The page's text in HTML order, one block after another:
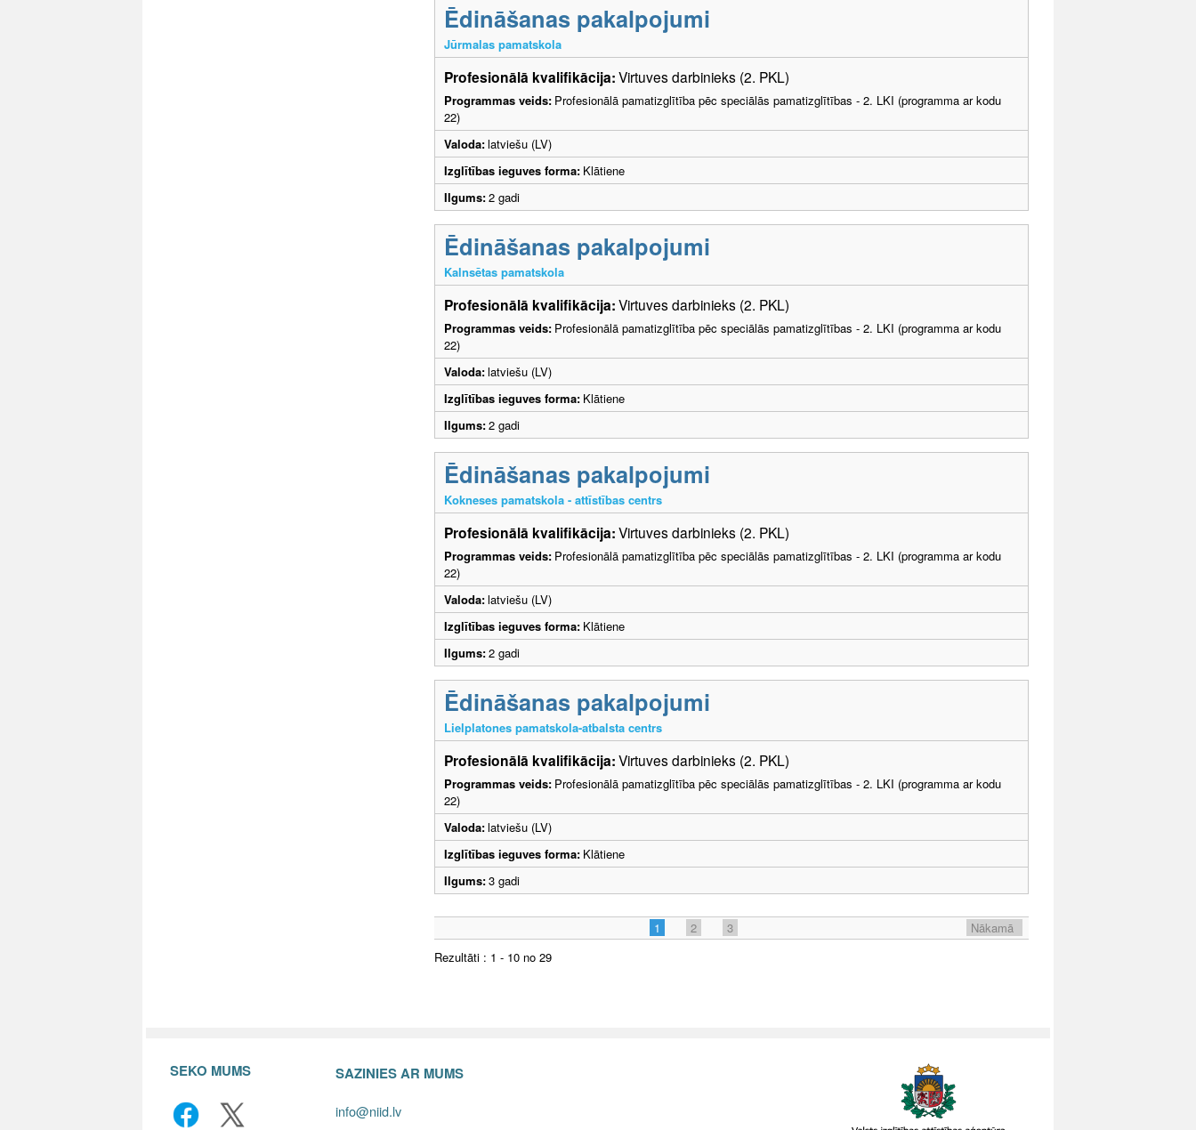
Ēdināšanas pakalpojumi
Jūrmalas pamatskola
Profesionālā kvalifikācija:Virtuves darbinieks (2. PKL)
Programmas veids: Profesionālā pamatizglītība pēc speciālās pamatizglītības - 2. LKI (programma ar kodu
22)
Valoda:latviešu (LV)
Izglītības ieguves forma: Klātiene
Ilgums:2 gadi
Ēdināšanas pakalpojumi
Kalnsētas pamatskola
Profesionālā kvalifikācija:Virtuves darbinieks (2. PKL)
Programmas veids: Profesionālā pamatizglītība pēc speciālās pamatizglītības - 2. LKI (programma ar kodu
22)
Valoda:latviešu (LV)
Izglītības ieguves forma: Klātiene
Ilgums:2 gadi
Ēdināšanas pakalpojumi
Kokneses pamatskola - attīstības centrs
Profesionālā kvalifikācija:Virtuves darbinieks (2. PKL)
Programmas veids: Profesionālā pamatizglītība pēc speciālās pamatizglītības - 2. LKI (programma ar kodu
22)
Valoda:latviešu (LV)
Izglītības ieguves forma: Klātiene
Ilgums:2 gadi
Ēdināšanas pakalpojumi
Lielplatones pamatskola-atbalsta centrs
Profesionālā kvalifikācija:Virtuves darbinieks (2. PKL)
Programmas veids: Profesionālā pamatizglītība pēc speciālās pamatizglītības - 2. LKI (programma ar kodu
22)
Valoda:latviešu (LV)
Izglītības ieguves forma: Klātiene
Ilgums:3 gadi
1 2 3
Nākamā
Rezultāti : 1 - 10 no 29
SEKO MUMS SAZINIES AR MUMS
info@niid.lv